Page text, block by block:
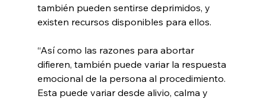
también pueden sentirse deprimidos, y
existen recursos disponibles para ellos.
“Así como las razones para abortar
difieren, también puede variar la respuesta
emocional de la persona al procedimiento.
Esta puede variar desde alivio, calma y